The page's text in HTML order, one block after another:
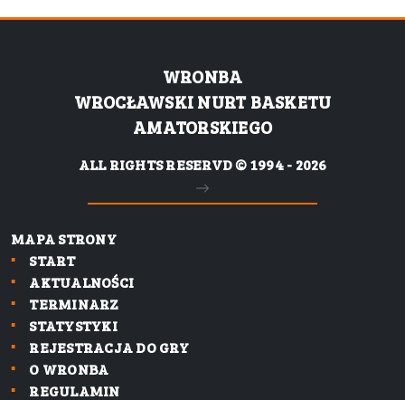
WRONBA
WROCŁAWSKI NURT BASKETU
AMATORSKIEGO
ALL RIGHTS RESERVD © 1994 - 2026
MAPA STRONY
START
AKTUALNOŚCI
TERMINARZ
STATYSTYKI
REJESTRACJA DO GRY
O WRONBA
REGULAMIN